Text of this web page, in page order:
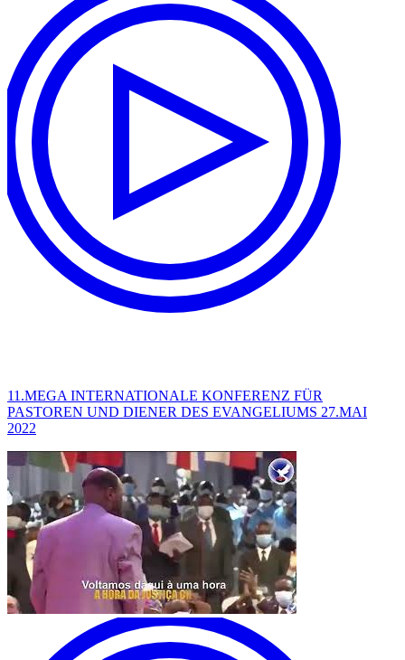
11.MEGA INTERNATIONALE KONFERENZ FÜR
PASTOREN UND DIENER DES EVANGELIUMS 27.MAI
2022